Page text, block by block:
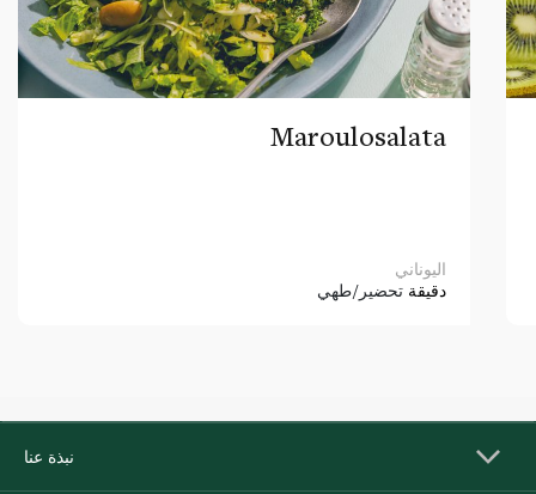
Maroulosalata
اليوناني
دقيقة تحضير/طهي
نبذة عنا